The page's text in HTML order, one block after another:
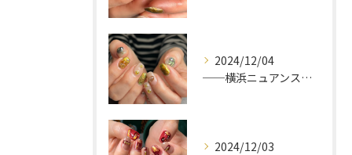
2024/12/04
──横浜ニュアンスネイルサロン♡
2024/12/03